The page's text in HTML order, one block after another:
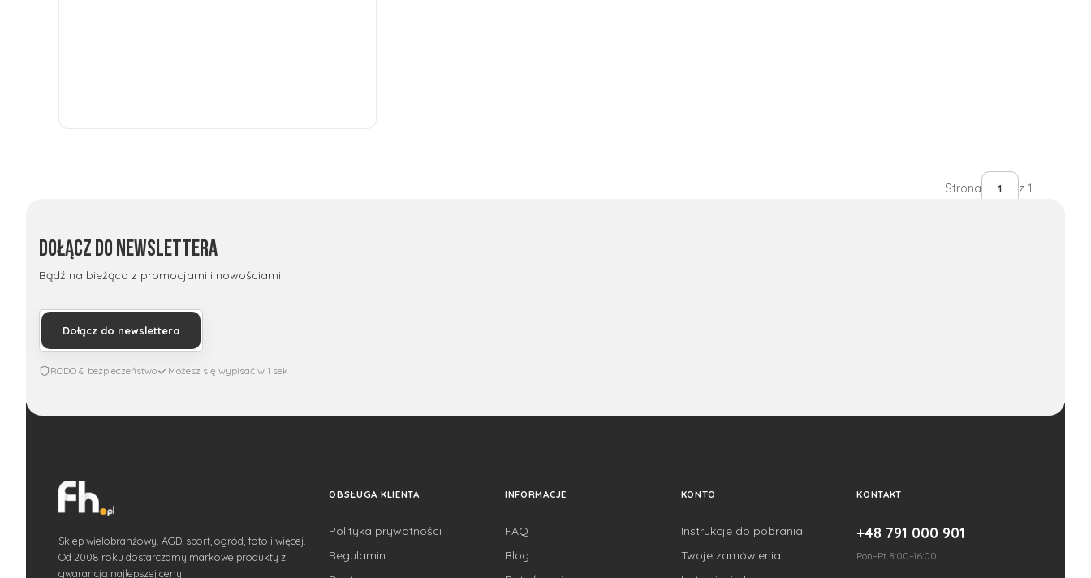
Strona z 1
Dołącz do newslettera
Bądź na bieżąco z promocjami i nowościami.
Dołącz do newslettera
RODO & bezpieczeństwo Możesz się wypisać w 1 sek
Sklep wielobranżowy. AGD, sport, ogród, foto i więcej.
Od 2008 roku dostarczamy markowe produkty z
gwarancją najlepszej ceny.
OBSŁUGA KLIENTA
Polityka prywatności
Regulamin
INFORMACJE
FAQ
Blog
KONTO
Instrukcje do pobrania
Twoje zamówienia
KONTAKT
+48 791 000 901
Pon–Pt 8:00–16:00